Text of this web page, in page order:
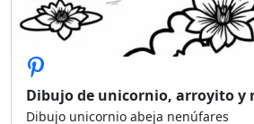
Dibujo de unicornio, arroyito y
Dibujo unicornio abeja nenúfares